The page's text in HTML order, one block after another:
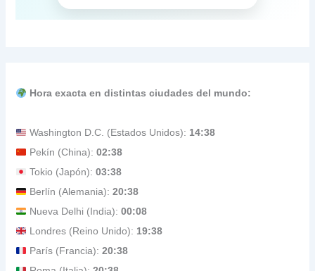
Hora exacta en distintas ciudades del mundo:
Washington D.C. (Estados Unidos): 14:38
Pekín (China):02:38
Tokio (Japón):03:38
Berlín (Alemania):20:38
Nueva Delhi (India):00:08
Londres (Reino Unido): 19:38
París (Francia):20:38